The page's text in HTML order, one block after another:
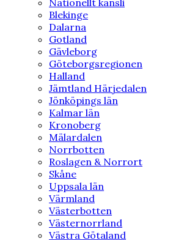
Nationellt kansli
Blekinge
Dalarna
Gotland
Gävleborg
Göteborgsregionen
Halland
Jämtland Härjedalen
Jönköpings län
Kalmar län
Kronoberg
Mälardalen
Norrbotten
Roslagen & Norrort
Skåne
Uppsala län
Värmland
Västerbotten
Västernorrland
Västra Götaland